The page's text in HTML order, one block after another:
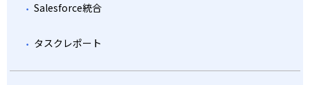
Salesforce統合
タスクレポート